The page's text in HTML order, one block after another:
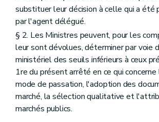
Art. 156
Art. 157
Art. 158
Art. 159
Art. 160
Art. 161
Sous-section 2 Dispositions particulières au Département de
Art. 162
Art. 163
Art. 164
Art. 165
substituer leur décision à celle qui a été
par l'agent délégué.
§ 2. Les Ministres peuvent, pour les
leur sont dévolues, déterminer par voie
ministériel des seuils inférieurs à ceux
1re du présent arrêté en ce qui concerne
mode de passation, l'adoption des
marché, la sélection qualitative et
marchés publics.